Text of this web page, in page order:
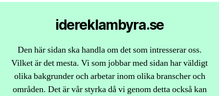
idereklambyra.se
Den här sidan ska handla om det som intresserar oss.
Vilket är det mesta. Vi som jobbar med sidan har väldigt
olika bakgrunder och arbetar inom olika branscher och
områden. Det är vår styrka då vi genom detta också kan